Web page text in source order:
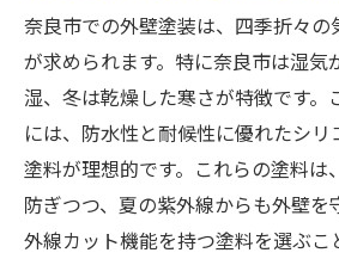
ト
古い町並みと調和させる
奈良市の歴史的建造物に学
プロが教える景観維持の
周辺環境と調和する塗装
奈良市の景観条例に基づ
奈良市での外壁塗装は、四季折々の
が求められます。特に奈良市は湿気
湿、冬は乾燥した寒さが特徴です。
には、防水性と耐候性に優れたシ
塗料が理想的です。これらの塗料は
防ぎつつ、夏の紫外線からも外壁を
外線カット機能を持つ塗料を選ぶこ